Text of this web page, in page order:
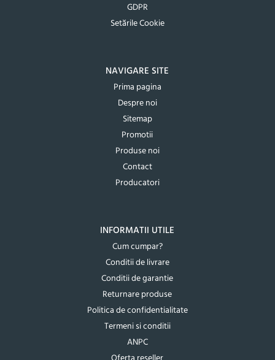
GDPR
Setările Cookie
NAVIGARE SITE
Prima pagina
Despre noi
Sitemap
Promotii
Produse noi
Contact
Producatori
INFORMATII UTILE
Cum cumpar?
Conditii de livrare
Conditii de garantie
Returnare produse
Politica de confidentialitate
Termeni si conditii
ANPC